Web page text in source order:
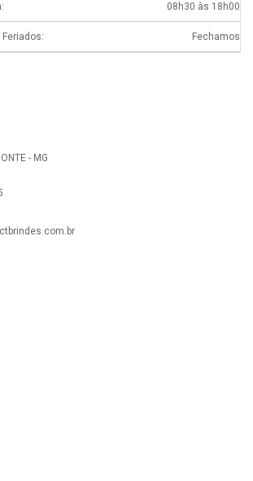
08h30 às 18h00
Fechamos
- MG